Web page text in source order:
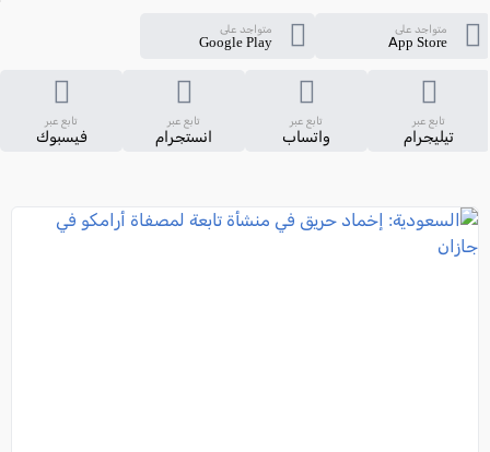
متواجد على
App Store
متواجد على
Google Play
تابع عبر
تيليجرام
تابع عبر
واتساب
تابع عبر
انستجرام
تابع عبر
فيسبوك